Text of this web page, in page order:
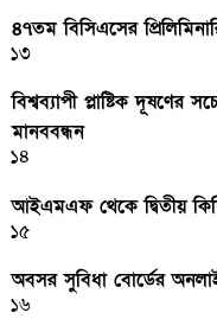
৪৭তম বিসিএসের
১৩
বিশ্বব্যাপী প্লাষ্টিক
মানববন্ধন
১৪
আইএমএফ থেকে দ্বিতীয়
১৫
অবসর সুবিধা বোর্ডের
১৬